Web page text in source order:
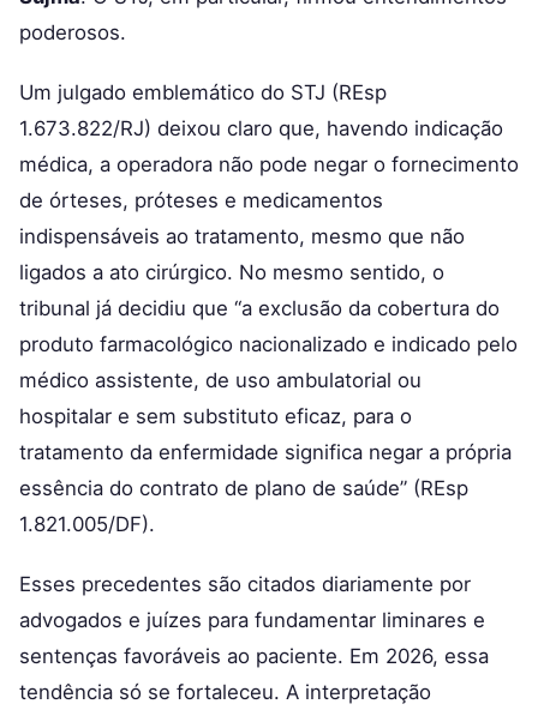
poderosos.
Um julgado emblemático do STJ (REsp
1.673.822/RJ) deixou claro que, havendo indicação
médica, a operadora não pode negar o fornecimento
de órteses, próteses e medicamentos
indispensáveis ao tratamento, mesmo que não
ligados a ato cirúrgico. No mesmo sentido, o
tribunal já decidiu que “a exclusão da cobertura do
produto farmacológico nacionalizado e indicado pelo
médico assistente, de uso ambulatorial ou
hospitalar e sem substituto eficaz, para o
tratamento da enfermidade significa negar a própria
essência do contrato de plano de saúde” (REsp
1.821.005/DF).
Esses precedentes são citados diariamente por
advogados e juízes para fundamentar liminares e
sentenças favoráveis ao paciente. Em 2026, essa
tendência só se fortaleceu. A interpretação